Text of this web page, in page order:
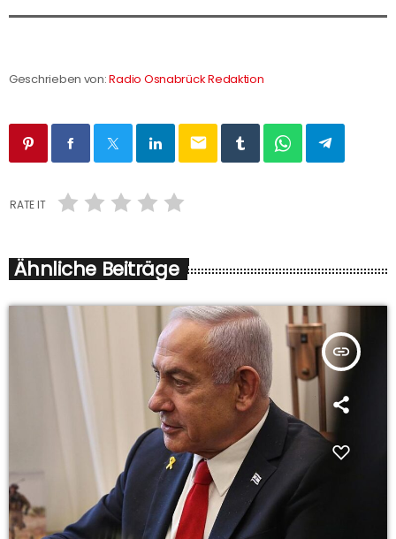
Geschrieben von:Radio Osnabrück Redaktion
email
RATE IT
Ähnliche Beiträge
insert_link